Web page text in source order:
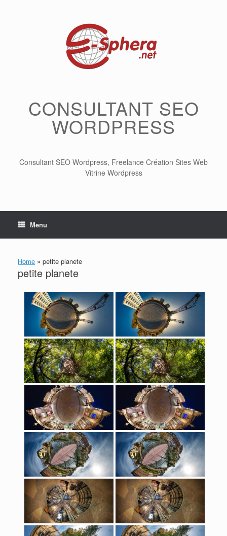
CONSULTANT SEO
WORDPRESS
Consultant SEO Wordpress, Freelance Création Sites Web
Vitrine Wordpress
Menu
Home » petite planete
petite planete